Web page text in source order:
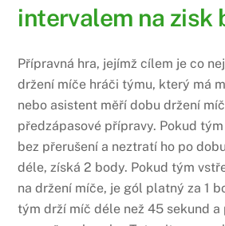
intervalem na zisk
Přípravná hra, jejímž cílem je co
držení míče hráči týmu, který má
nebo asistent měří dobu držení
předzápasové přípravy. Pokud
bez přerušení a neztratí ho po
déle, získá 2 body. Pokud tým
na držení míče, je gól platný za 1
tým drží míč déle než 45 sekund